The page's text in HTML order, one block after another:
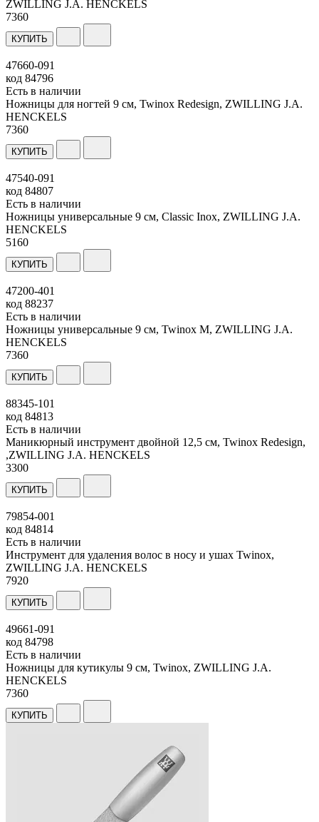
ZWILLING J.A. HENCKELS
7360
КУПИТЬ
47660-091
код 84796
Есть в наличии
Ножницы для ногтей 9 см, Twinox Redesign, ZWILLING J.A.
HENCKELS
7360
КУПИТЬ
47540-091
код 84807
Есть в наличии
Ножницы универсальные 9 см, Classic Inox, ZWILLING J.A.
HENCKELS
5160
КУПИТЬ
47200-401
код 88237
Есть в наличии
Ножницы универсальные 9 см, Twinox M, ZWILLING J.A.
HENCKELS
7360
КУПИТЬ
88345-101
код 84813
Есть в наличии
Маникюрный инструмент двойной 12,5 см, Twinox Redesign,
,ZWILLING J.A. HENCKELS
3300
КУПИТЬ
79854-001
код 84814
Есть в наличии
Инструмент для удаления волос в носу и ушах Twinox,
ZWILLING J.A. HENCKELS
7920
КУПИТЬ
49661-091
код 84798
Есть в наличии
Ножницы для кутикулы 9 см, Twinox, ZWILLING J.A.
HENCKELS
7360
КУПИТЬ